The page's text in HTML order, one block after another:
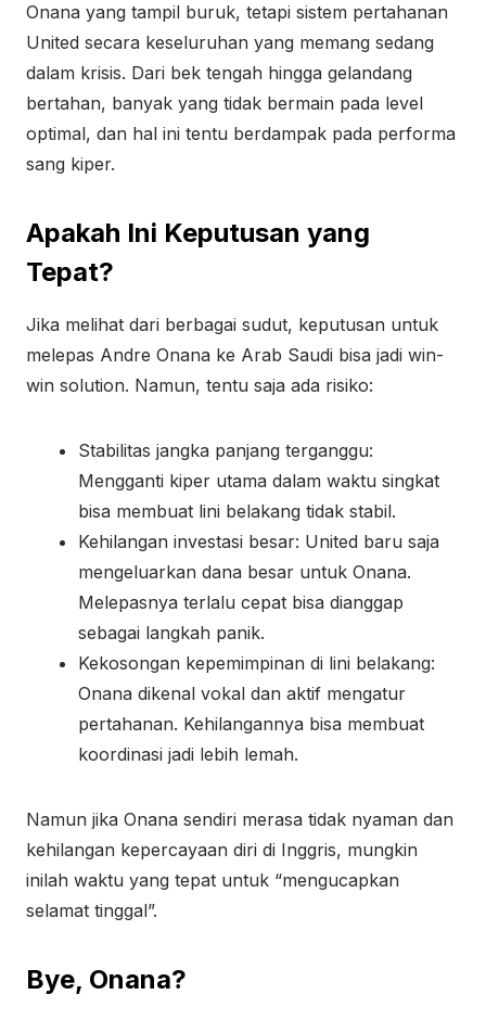
Onana yang tampil buruk, tetapi sistem pertahanan
United secara keseluruhan yang memang sedang
dalam krisis. Dari bek tengah hingga gelandang
bertahan, banyak yang tidak bermain pada level
optimal, dan hal ini tentu berdampak pada performa
sang kiper.
Apakah Ini Keputusan yang
Tepat?
Jika melihat dari berbagai sudut, keputusan untuk
melepas Andre Onana ke Arab Saudi bisa jadi win-
win solution. Namun, tentu saja ada risiko:
Stabilitas jangka panjang terganggu:
Mengganti kiper utama dalam waktu singkat
bisa membuat lini belakang tidak stabil.
Kehilangan investasi besar: United baru saja
mengeluarkan dana besar untuk Onana.
Melepasnya terlalu cepat bisa dianggap
sebagai langkah panik.
Kekosongan kepemimpinan di lini belakang:
Onana dikenal vokal dan aktif mengatur
pertahanan. Kehilangannya bisa membuat
koordinasi jadi lebih lemah.
Namun jika Onana sendiri merasa tidak nyaman dan
kehilangan kepercayaan diri di Inggris, mungkin
inilah waktu yang tepat untuk “mengucapkan
selamat tinggal”.
Bye, Onana?